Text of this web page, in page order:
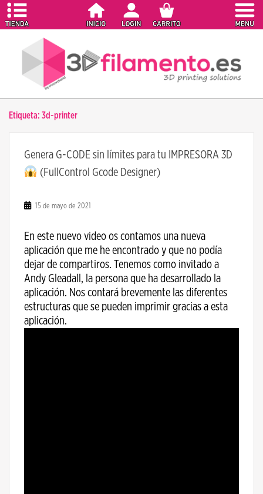
Etiqueta: 3d-printer
Genera G-CODE sin límites para tu IMPRESORA 3D
(FullControl Gcode Designer)
15 de mayo de 2021
En este nuevo video os contamos una nueva
aplicación que me he encontrado y que no podía
dejar de compartiros. Tenemos como invitado a
Andy Gleadall, la persona que ha desarrollado la
aplicación. Nos contará brevemente las diferentes
estructuras que se pueden imprimir gracias a esta
aplicación.